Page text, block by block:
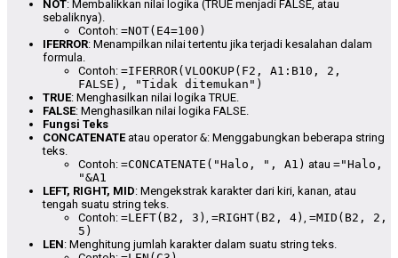
NOT: Membalikkan nilai logika (TRUE menjadi FALSE, atau
sebaliknya).
Contoh: =NOT(E4=100)
IFERROR: Menampilkan nilai tertentu jika terjadi kesalahan dalam
formula.
Contoh: =IFERROR(VLOOKUP(F2, A1:B10, 2,
FALSE), "Tidak ditemukan")
TRUE: Menghasilkan nilai logika TRUE.
FALSE: Menghasilkan nilai logika FALSE.
Fungsi Teks
CONCATENATEatau operator&: Menggabungkan beberapa string
teks.
Contoh: =CONCATENATE("Halo, ", A1) atau ="Halo,
"&A1
LEFT, RIGHT, MID: Mengekstrak karakter dari kiri, kanan, atau
tengah suatu string teks.
Contoh: =LEFT(B2, 3) , =RIGHT(B2, 4) , =MID(B2, 2,
5)
LEN: Menghitung jumlah karakter dalam suatu string teks.